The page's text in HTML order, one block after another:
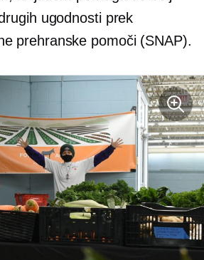
ugodnosti prek
prehranske pomoči (SNAP).